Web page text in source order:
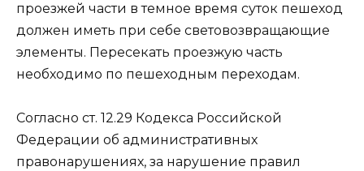
проезжей части в темное время суток пешеход
должен иметь при себе световозвращающие
элементы. Пересекать проезжую часть
необходимо по пешеходным переходам.
Согласно ст. 12.29 Кодекса Российской
Федерации об административных
правонарушениях, за нарушение правил